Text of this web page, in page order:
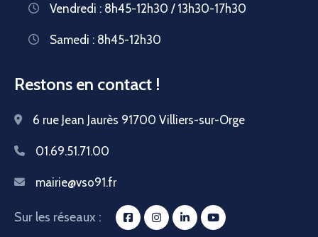
Vendredi : 8h45-12h30 / 13h30-17h30
Samedi : 8h45-12h30
Restons en contact !
6 rue Jean Jaurès 91700 Villiers-sur-Orge
01.69.51.71.00
mairie@vso91.fr
Sur les réseaux :